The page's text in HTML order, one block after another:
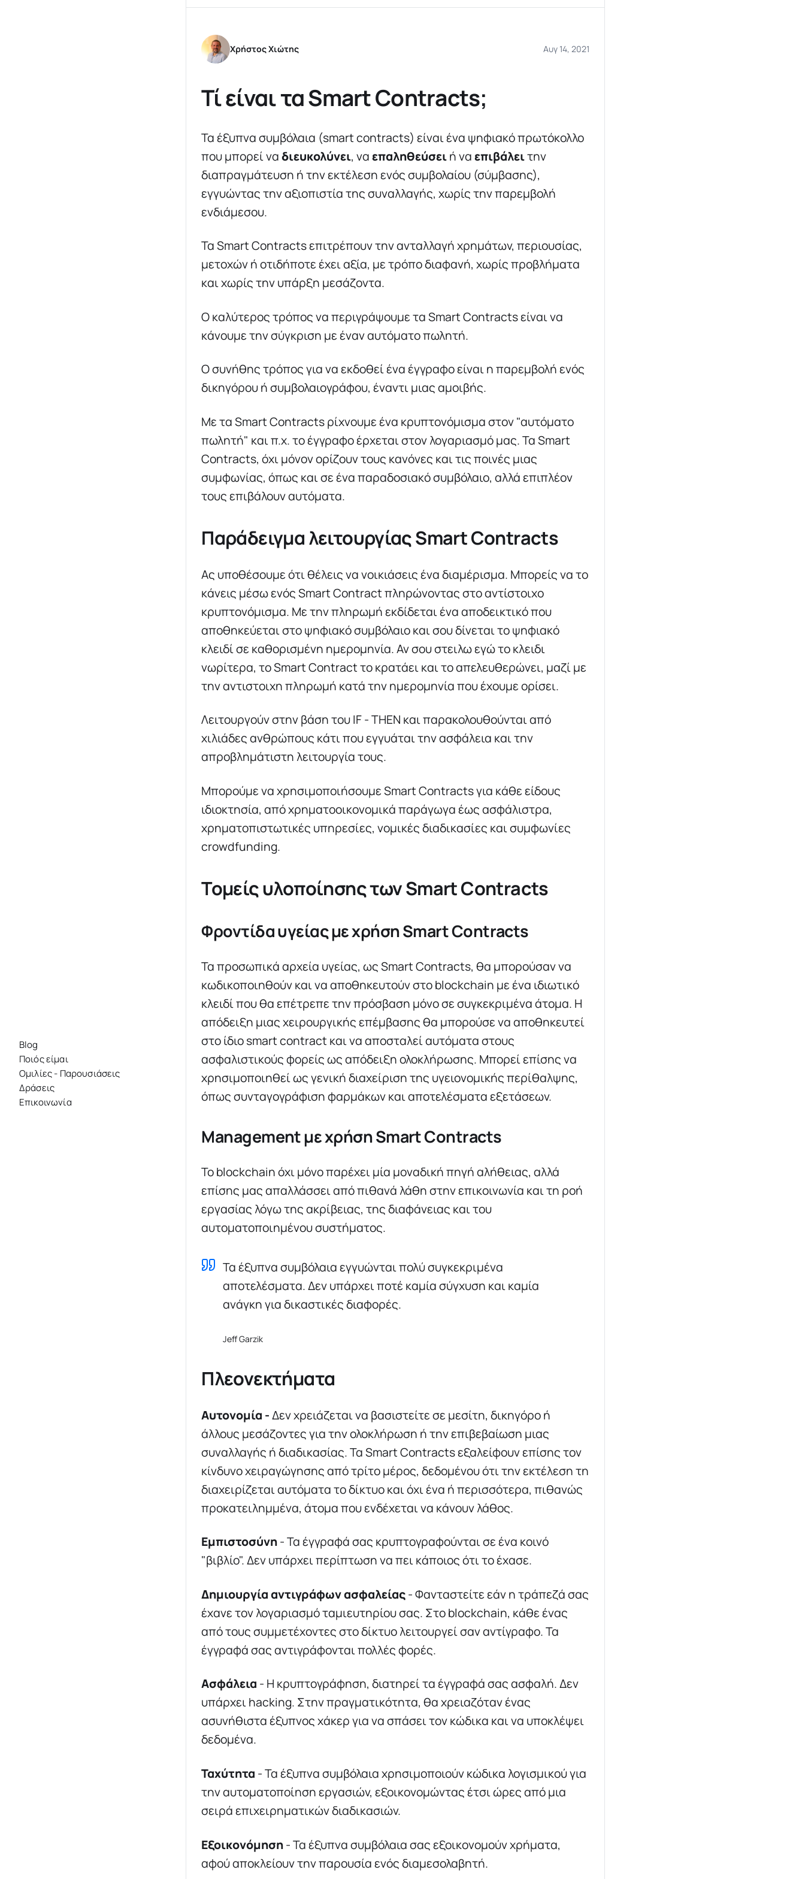
Blog
Ποιός είμαι
Ομιλίες - Παρουσιάσεις
Δράσεις
Επικοινωνία
Χρήστος Χιώτης Αυγ 14, 2021
Τί είναι τα Smart Contracts;
Τα έξυπνα συμβόλαια (smart contracts) είναι ένα ψηφιακό πρωτόκολλο
που μπορεί ναδιευκολύνει, ναεπαληθεύσειή ναεπιβάλειτην
διαπραγμάτευση ή την εκτέλεση ενός συμβολαίου (σύμβασης),
εγγυώντας την αξιοπιστία της συναλλαγής, χωρίς την παρεμβολή
ενδιάμεσου.
Τα Smart Contracts επιτρέπουν την ανταλλαγή χρημάτων, περιουσίας,
μετοχών ή οτιδήποτε έχει αξία, με τρόπο διαφανή, χωρίς προβλήματα
και χωρίς την υπάρξη μεσάζοντα.
Ο καλύτερος τρόπος να περιγράψουμε τα Smart Contracts είναι να
κάνουμε την σύγκριση με έναν αυτόματο πωλητή.
Ο συνήθης τρόπος για να εκδοθεί ένα έγγραφο είναι η παρεμβολή ενός
δικηγόρου ή συμβολαιογράφου, έναντι μιας αμοιβής.
Με τα Smart Contracts ρίχνουμε ένα κρυπτονόμισμα στον "αυτόματο
πωλητή" και π.χ. το έγγραφο έρχεται στον λογαριασμό μας. Τα Smart
Contracts, όχι μόνον ορίζουν τους κανόνες και τις ποινές μιας
συμφωνίας, όπως και σε ένα παραδοσιακό συμβόλαιο, αλλά επιπλέον
τους επιβάλουν αυτόματα.
Παράδειγμα λειτουργίας Smart Contracts
Ας υποθέσουμε ότι θέλεις να νοικιάσεις ένα διαμέρισμα. Μπορείς να το
κάνεις μέσω ενός Smart Contract πληρώνοντας στο αντίστοιχο
κρυπτονόμισμα. Με την πληρωμή εκδίδεται ένα αποδεικτικό που
αποθηκεύεται στο ψηφιακό συμβόλαιο και σου δίνεται το ψηφιακό
κλειδί σε καθορισμένη ημερομηνία. Αν σου στειλω εγώ το κλειδι
νωρίτερα, το Smart Contract το κρατάει και το απελευθερώνει, μαζί με
την αντιστοιχη πληρωμή κατά την ημερομηνία που έχουμε ορίσει.
Λειτουργούν στην βάση του IF - THEN και παρακολουθούνται από
χιλιάδες ανθρώπους κάτι που εγγυάται την ασφάλεια και την
απροβλημάτιστη λειτουργία τους.
Μπορούμε να χρησιμοποιήσουμε Smart Contracts για κάθε είδους
ιδιοκτησία, από χρηματοοικονομικά παράγωγα έως ασφάλιστρα,
χρηματοπιστωτικές υπηρεσίες, νομικές διαδικασίες και συμφωνίες
crowdfunding.
Τομείς υλοποίησης των Smart Contracts
Φροντίδα υγείας με χρήση Smart Contracts
Τα προσωπικά αρχεία υγείας, ως Smart Contracts, θα μπορούσαν να
κωδικοποιηθούν και να αποθηκευτούν στο blockchain με ένα ιδιωτικό
κλειδί που θα επέτρεπε την πρόσβαση μόνο σε συγκεκριμένα άτομα. Η
απόδειξη μιας χειρουργικής επέμβασης θα μπορούσε να αποθηκευτεί
στο ίδιο smart contract και να αποσταλεί αυτόματα στους
ασφαλιστικούς φορείς ως απόδειξη ολοκλήρωσης. Μπορεί επίσης να
χρησιμοποιηθεί ως γενική διαχείριση της υγειονομικής περίθαλψης,
όπως συνταγογράφιση φαρμάκων και αποτελέσματα εξετάσεων.
Management με χρήση Smart Contracts
Το blockchain όχι μόνο παρέχει μία μοναδική πηγή αλήθειας, αλλά
επίσης μας απαλλάσσει από πιθανά λάθη στην επικοινωνία και τη ροή
εργασίας λόγω της ακρίβειας, της διαφάνειας και του
αυτοματοποιημένου συστήματος.
Τα έξυπνα συμβόλαια εγγυώνται πολύ συγκεκριμένα
αποτελέσματα. Δεν υπάρχει ποτέ καμία σύγχυση και καμία
ανάγκη για δικαστικές διαφορές.
Jeff Garzik
Πλεονεκτήματα
Αυτονομία -Δεν χρειάζεται να βασιστείτε σε μεσίτη, δικηγόρο ή
άλλους μεσάζοντες για την ολοκλήρωση ή την επιβεβαίωση μιας
συναλλαγής ή διαδικασίας. Τα Smart Contracts εξαλείφουν επίσης τον
κίνδυνο χειραγώγησης από τρίτο μέρος, δεδομένου ότι την εκτέλεση τη
διαχειρίζεται αυτόματα το δίκτυο και όχι ένα ή περισσότερα, πιθανώς
προκατειλημμένα, άτομα που ενδέχεται να κάνουν λάθος.
Εμπιστοσύνη- Τα έγγραφά σας κρυπτογραφούνται σε ένα κοινό
"βιβλίο". Δεν υπάρχει περίπτωση να πει κάποιος ότι το έχασε.
Δημιουργία αντιγράφων ασφαλείας- Φανταστείτε εάν η τράπεζά σας
έχανε τον λογαριασμό ταμιευτηρίου σας. Στο blockchain, κάθε ένας
από τους συμμετέχοντες στο δίκτυο λειτουργεί σαν αντίγραφο. Τα
έγγραφά σας αντιγράφονται πολλές φορές.
Ασφάλεια - Η κρυπτογράφηση, διατηρεί τα έγγραφά σας ασφαλή. Δεν
υπάρχει hacking. Στην πραγματικότητα, θα χρειαζόταν ένας
ασυνήθιστα έξυπνος χάκερ για να σπάσει τον κώδικα και να υποκλέψει
δεδομένα.
Ταχύτητα - Τα έξυπνα συμβόλαια χρησιμοποιούν κώδικα λογισμικού για
την αυτοματοποίηση εργασιών, εξοικονομώντας έτσι ώρες από μια
σειρά επιχειρηματικών διαδικασιών.
Εξοικονόμηση- Τα έξυπνα συμβόλαια σας εξοικονομούν χρήματα,
αφού αποκλείουν την παρουσία ενός διαμεσολαβητή.